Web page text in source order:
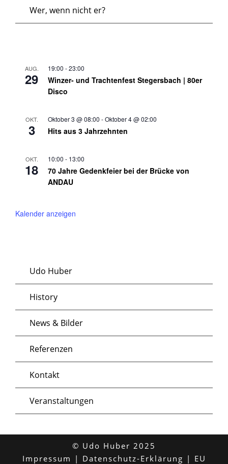
Wer, wenn nicht er?
AUG.
29
19:00 -23:00
Winzer- und Trachtenfest Stegersbach | 80er
Disco
OKT.
3
Oktober 3 @ 08:00 -Oktober 4 @ 02:00
Hits aus 3 Jahrzehnten
OKT.
18
10:00 - 13:00
70 Jahre Gedenkfeier bei der Brücke von
ANDAU
Kalender anzeigen
Udo Huber
History
News & Bilder
Referenzen
Kontakt
Veranstaltungen
© Udo Huber 2025
Impressum | Datenschutz-Erklärung | EU